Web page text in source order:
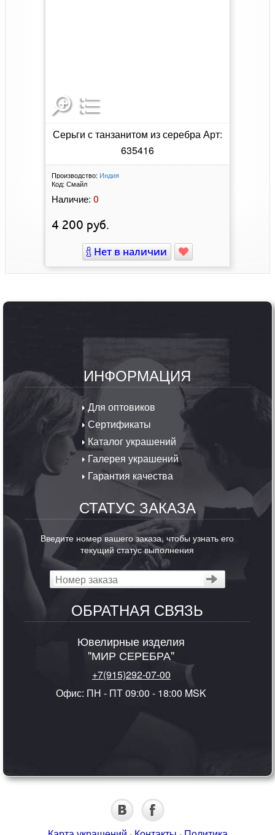
Серьги с танзанитом из серебра Арт:
635416
Производство: Индия
Код: Смайл
Наличие: 0
4 200 руб.
Нет в наличии
ИНФОРМАЦИЯ
Для оптовиков
Сертификаты
Каталог украшений
Галерея украшений
Гарантия качества
СТАТУС ЗАКАЗА
Введите номер вашего заказа, чтобы узнать его
текущий статус выполнения
ОБРАТНАЯ СВЯЗЬ
Ювелирные изделия
"МИР СЕРЕБРА"
+7(915)292-07-00
Офис: ПН - ПТ 09:00 - 18:00 MSK